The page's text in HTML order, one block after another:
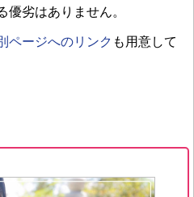
優劣はありません。
ページへのリンク も用意して